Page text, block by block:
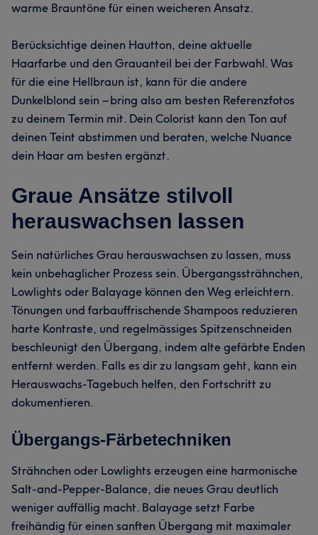
warme Brauntöne für einen weicheren Ansatz.
Berücksichtige deinen Hautton, deine aktuelle
Haarfarbe und den Grauanteil bei der Farbwahl. Was
für die eine Hellbraun ist, kann für die andere
Dunkelblond sein – bring also am besten Referenzfotos
zu deinem Termin mit. Dein Colorist kann den Ton auf
deinen Teint abstimmen und beraten, welche Nuance
dein Haar am besten ergänzt.
Graue Ansätze stilvoll
herauswachsen lassen
Sein natürliches Grau herauswachsen zu lassen, muss
kein unbehaglicher Prozess sein. Übergangssträhnchen,
Lowlights oder Balayage können den Weg erleichtern.
Tönungen und farbauffrischende Shampoos reduzieren
harte Kontraste, und regelmässiges Spitzenschneiden
beschleunigt den Übergang, indem alte gefärbte Enden
entfernt werden. Falls es dir zu langsam geht, kann ein
Herauswachs-Tagebuch helfen, den Fortschritt zu
dokumentieren.
Übergangs-Färbetechniken
Strähnchen oder Lowlights erzeugen eine harmonische
Salt-and-Pepper-Balance, die neues Grau deutlich
weniger auffällig macht. Balayage setzt Farbe
freihändig für einen sanften Übergang mit maximaler